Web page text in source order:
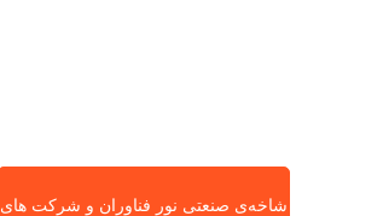
شاخه‌ی صنعتی نور فناوران و شرکت های